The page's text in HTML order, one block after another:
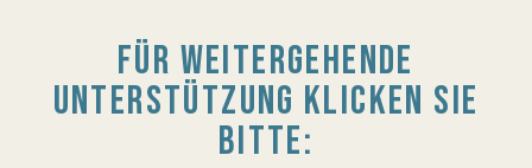
FÜR WEITERGEHENDE
UNTERSTÜTZUNG KLICKEN SIE
BITTE: